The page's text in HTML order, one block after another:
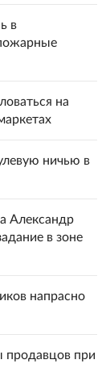
в
на
ничью в
Александр
в зоне
напрасно
продавцов при